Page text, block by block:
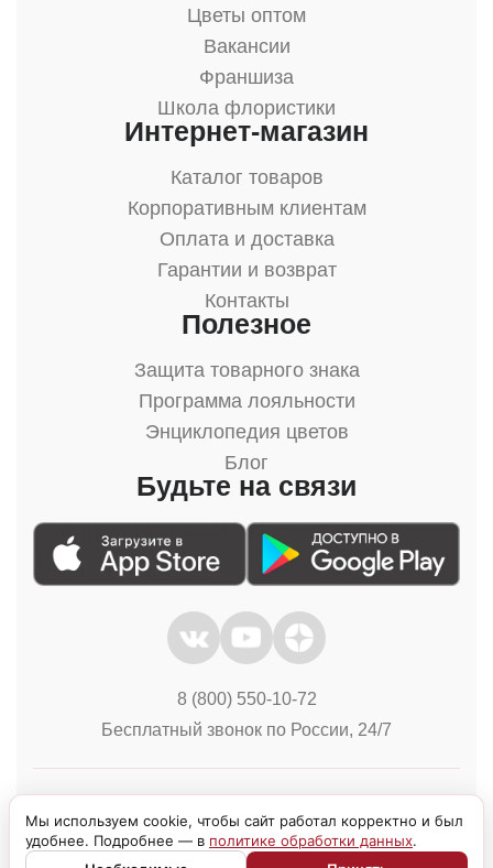
Цветы оптом
Вакансии
Франшиза
Школа флористики
Интернет-магазин
Каталог товаров
Корпоративным клиентам
Оплата и доставка
Гарантии и возврат
Контакты
Полезное
Защита товарного знака
Программа лояльности
Энциклопедия цветов
Блог
Будьте на связи
8 (800) 550-10-72
Бесплатный звонок по России, 24/7
Мы используем cookie, чтобы сайт работал корректно и был
удобнее. Подробнее — в политике обработки данных.